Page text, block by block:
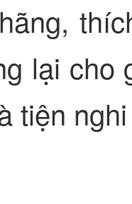
lại cho
tiện